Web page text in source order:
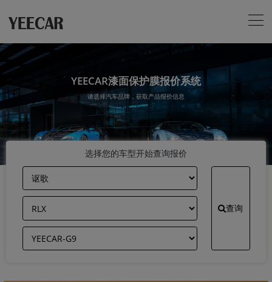
YEECAR漆面保护膜报价系统
请选择汽车品牌，获取产品报价信息
选择您的车型开始查询报价
查询